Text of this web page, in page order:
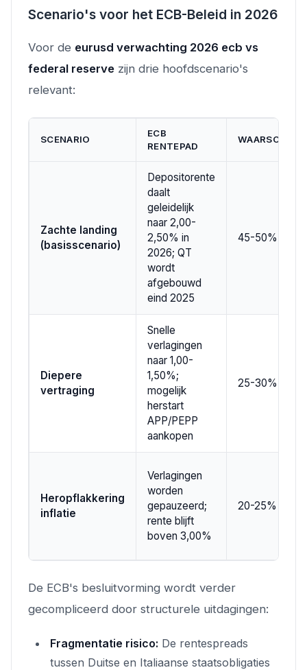
Scenario's voor het ECB-Beleid in 2026
Voor de eurusd verwachting 2026 ecb vs
federal reserve zijn drie hoofdscenario's
relevant:
SCENARIO
ECB
RENTEPAD
Zachte landing
(basisscenario)
Depositorente
daalt
geleidelijk
naar 2,00-
2,50% in
2026; QT
wordt
afgebouwd
eind 2025
45-50%
Diepere
vertraging
Snelle
verlagingen
naar 1,00-
1,50%;
mogelijk
herstart
APP/PEPP
aankopen
25-30%
Heropflakkering
inflatie
Verlagingen
worden
gepauzeerd;
rente blijft
boven 3,00%
20-25%
De ECB's besluitvorming wordt verder
gecompliceerd door structurele uitdagingen:
Fragmentatie risico: De rentespreads
tussen Duitse en Italiaanse staatsobligaties